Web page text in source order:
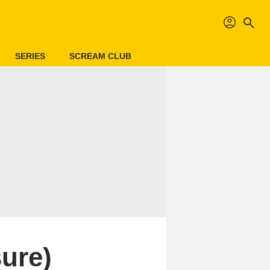
profil search
SERIES SCREAM CLUB